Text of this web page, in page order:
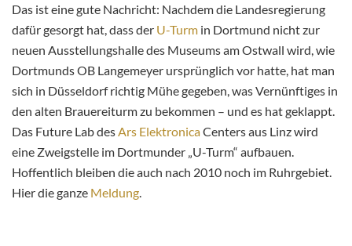
Das ist eine gute Nachricht: Nachdem die Landesregierung
dafür gesorgt hat, dass der U-Turm in Dortmund nicht zur
neuen Ausstellungshalle des Museums am Ostwall wird, wie
Dortmunds OB Langemeyer ursprünglich vor hatte, hat man
sich in Düsseldorf richtig Mühe gegeben, was Vernünftiges in
den alten Brauereiturm zu bekommen – und es hat geklappt.
Das Future Lab desArs ElektronicaCenters aus Linz wird
eine Zweigstelle im Dortmunder „U-Turm“ aufbauen.
Hoffentlich bleiben die auch nach 2010 noch im Ruhrgebiet.
Hier die ganze Meldung.